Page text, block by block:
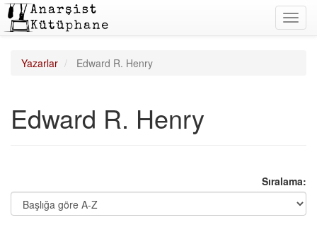
Yazarlar Edward R. Henry
Edward R. Henry
Sıralama: